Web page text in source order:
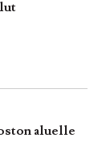
aluelle